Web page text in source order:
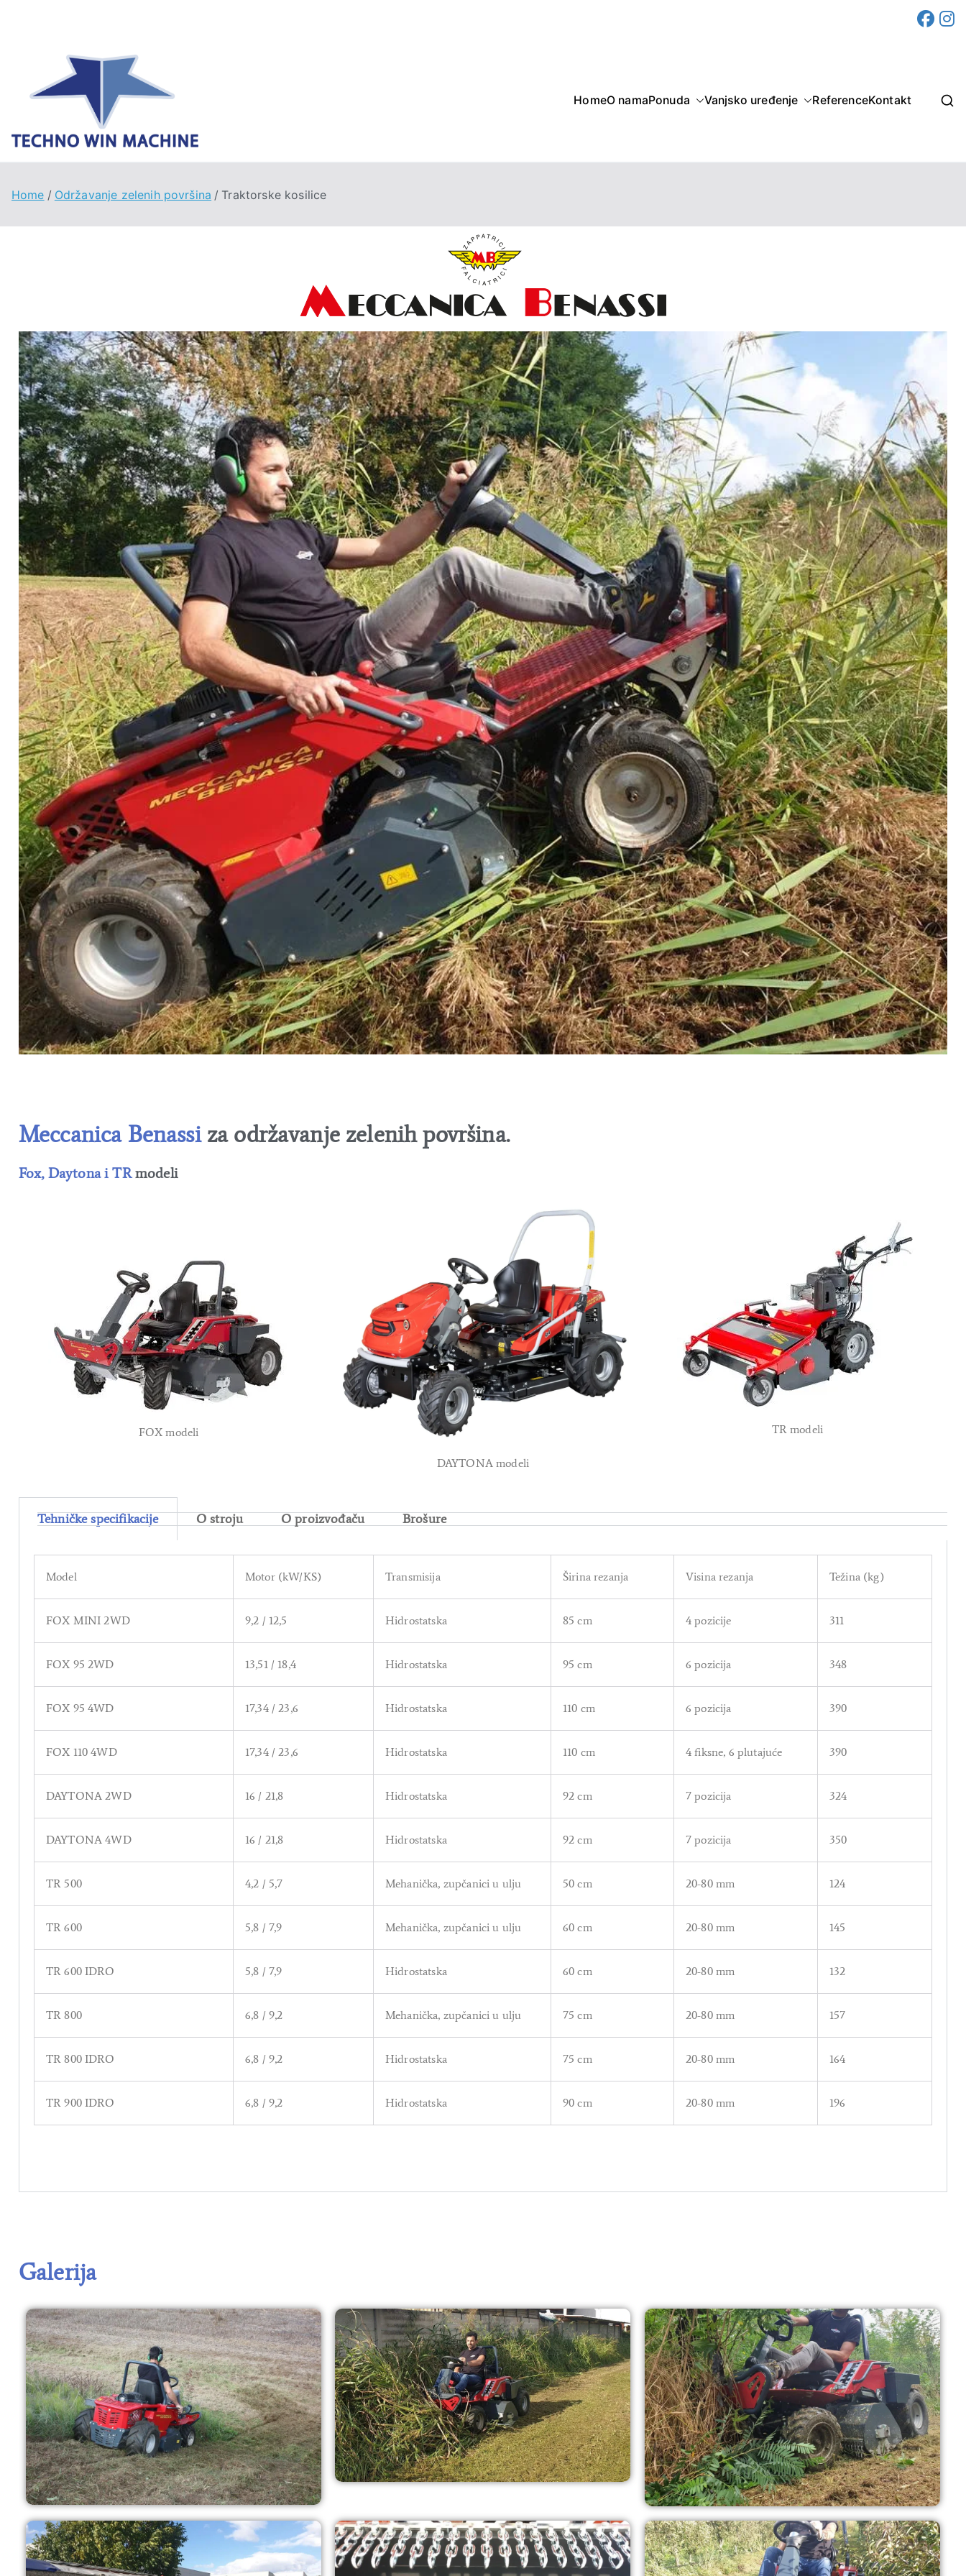
 
HomeO namaPonuda Vanjsko uređenje ReferenceKontakt
Home Održavanje zelenih površina Traktorske kosilice
Meccanica Benassiza održavanje zelenih površina.
Fox, Daytona i TRmodeli
FOX modeli
DAYTONA modeli
TR modeli
Tehničke specifikacije O stroju O proizvođaču Brošure
Model Motor (kW/KS) Transmisija Širina rezanja Visina rezanja Težina (kg)
FOX MINI 2WD 9,2 / 12,5 Hidrostatska 85 cm 4 pozicije 311
FOX 95 2WD 13,51 / 18,4 Hidrostatska 95 cm 6 pozicija 348
FOX 95 4WD 17,34 / 23,6 Hidrostatska 110 cm 6 pozicija 390
FOX 110 4WD 17,34 / 23,6 Hidrostatska 110 cm 4 fiksne, 6 plutajuće 390
DAYTONA 2WD 16 / 21,8 Hidrostatska 92 cm 7 pozicija 324
DAYTONA 4WD 16 / 21,8 Hidrostatska 92 cm 7 pozicija 350
TR 500 4,2 / 5,7 Mehanička, zupčanici u ulju 50 cm 20-80 mm 124
TR 600 5,8 / 7,9 Mehanička, zupčanici u ulju 60 cm 20-80 mm 145
TR 600 IDRO 5,8 / 7,9 Hidrostatska 60 cm 20-80 mm 132
TR 800 6,8 / 9,2 Mehanička, zupčanici u ulju 75 cm 20-80 mm 157
TR 800 IDRO 6,8 / 9,2 Hidrostatska 75 cm 20-80 mm 164
TR 900 IDRO 6,8 / 9,2 Hidrostatska 90 cm 20-80 mm 196
Galerija